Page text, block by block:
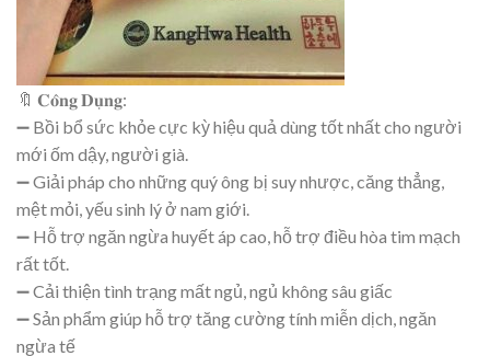
🔖 𝐂𝐨̂𝐧𝐠 𝐃𝐮̣𝐧𝐠:
➖ Bồi bổ sức khỏe cực kỳ hiệu quả dùng tốt nhất cho người
mới ốm dậy, người già.
➖ Giải pháp cho những quý ông bị suy nhược, căng thẳng,
mệt mỏi, yếu sinh lý ở nam giới.
➖ Hỗ trợ ngăn ngừa huyết áp cao, hỗ trợ điều hòa tim mạch
rất tốt.
➖ Cải thiện tình trạng mất ngủ, ngủ không sâu giấc
➖ Sản phẩm giúp hỗ trợ tăng cường tính miễn dịch, ngăn
ngừa tế